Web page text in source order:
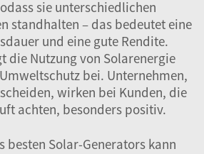
sie unterschiedlichen
standhalten – das bedeutet eine
und eine gute Rendite.
die Nutzung von Solarenergie
bei. Unternehmen,
wirken bei Kunden, die
achten, besonders positiv.
besten Solar-Generators kann